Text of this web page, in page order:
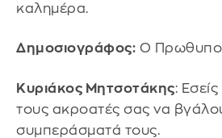
καλημέρα.
Δημοσιογράφος: Ο
Κυριάκος Μητσοτάκης:
τους ακροατές σας να
συμπεράσματά τους.